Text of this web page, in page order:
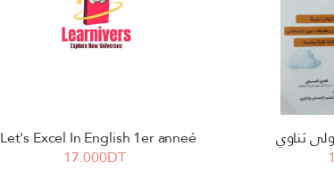
ثناوي Let's Excel In English 1er anneé
17.000DT